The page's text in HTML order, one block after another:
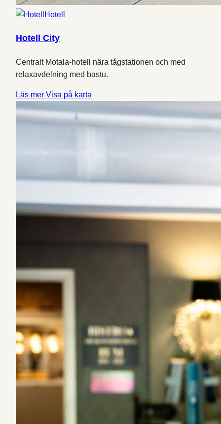
Hotell
Hotell City
Centralt Motala-hotell nära tågstationen och med
relaxavdelning med bastu.
Läs mer Visa på karta